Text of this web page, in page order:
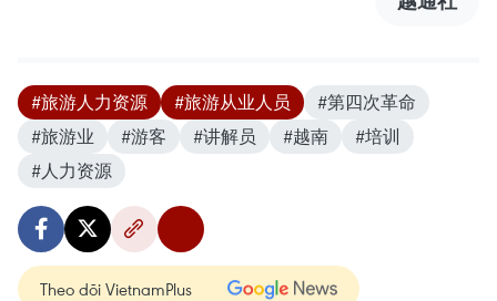
#旅游人力资源 #旅游从业人员
#第四次革命
#旅游业
#游客 #讲解员 #越南
#培训
#人力资源
Theo dõi VietnamPlus